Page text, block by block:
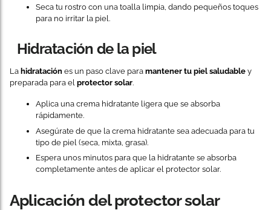
Seca tu rostro con una toalla limpia, dando pequeños toques
para no irritar la piel.
Hidratación de la piel
La hidratación es un paso clave para mantener tu piel saludable y
preparada para el protector solar.
Aplica una crema hidratante ligera que se absorba
rápidamente.
Asegúrate de que la crema hidratante sea adecuada para tu
tipo de piel (seca, mixta, grasa).
Espera unos minutos para que la hidratante se absorba
completamente antes de aplicar el protector solar.
Aplicación del protector solar